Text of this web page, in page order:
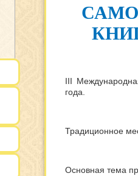
III
года.
Традиционное
Основная тема